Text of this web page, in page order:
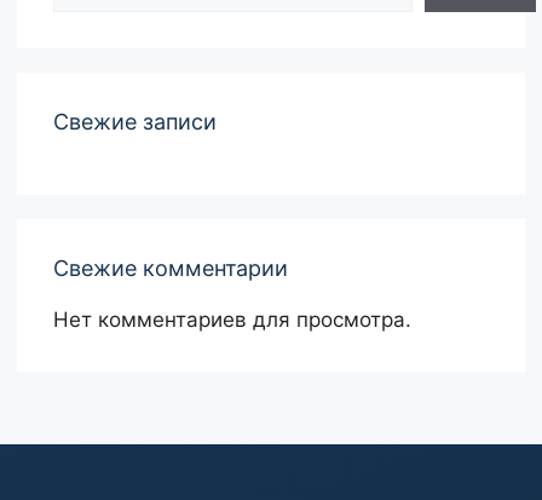
Свежие записи
Свежие комментарии
Нет комментариев для просмотра.